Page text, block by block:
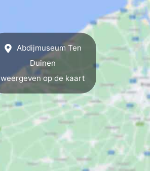
Abdijmuseum Ten
Duinen
weergeven op de kaart